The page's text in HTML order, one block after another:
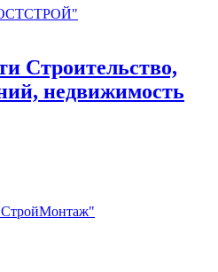
Строительство,
недвижимость